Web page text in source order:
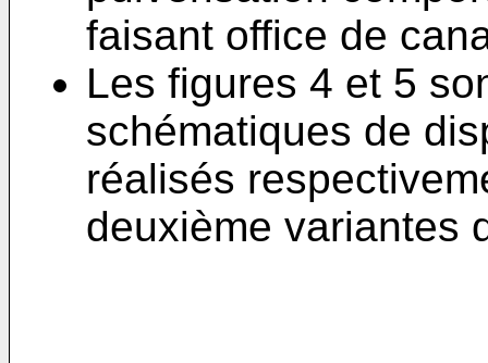
faisant office de
Les figures 4 et 5
schématiques de
réalisés
deuxième variantes